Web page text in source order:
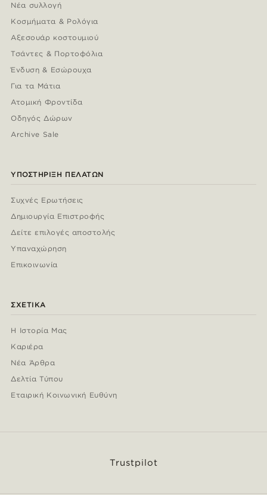
Νέα συλλογή
Κοσμήματα & Ρολόγια
Αξεσουάρ κοστουμιού
Τσάντες & Πορτοφόλια
Ένδυση & Εσώρουχα
Για τα Μάτια
Ατομική Φροντίδα
Οδηγός Δώρων
Archive Sale
ΥΠΟΣΤΉΡΙΞΗ ΠΕΛΑΤΏΝ
Συχνές Ερωτήσεις
Δημιουργία Επιστροφής
Δείτε επιλογές αποστολής
Υπαναχώρηση
Επικοινωνία
ΣΧΕΤΙΚΆ
Η Ιστορία Μας
Καριέρα
Νέα Άρθρα
Δελτία Τύπου
Εταιρική Κοινωνική Ευθύνη
Trustpilot